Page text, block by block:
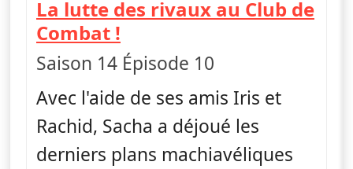
La lutte des rivaux au Club de
Combat !
Saison 14 Épisode 10
Avec l'aide de ses amis Iris et
Rachid, Sacha a déjoué les
derniers plans machiavéliques